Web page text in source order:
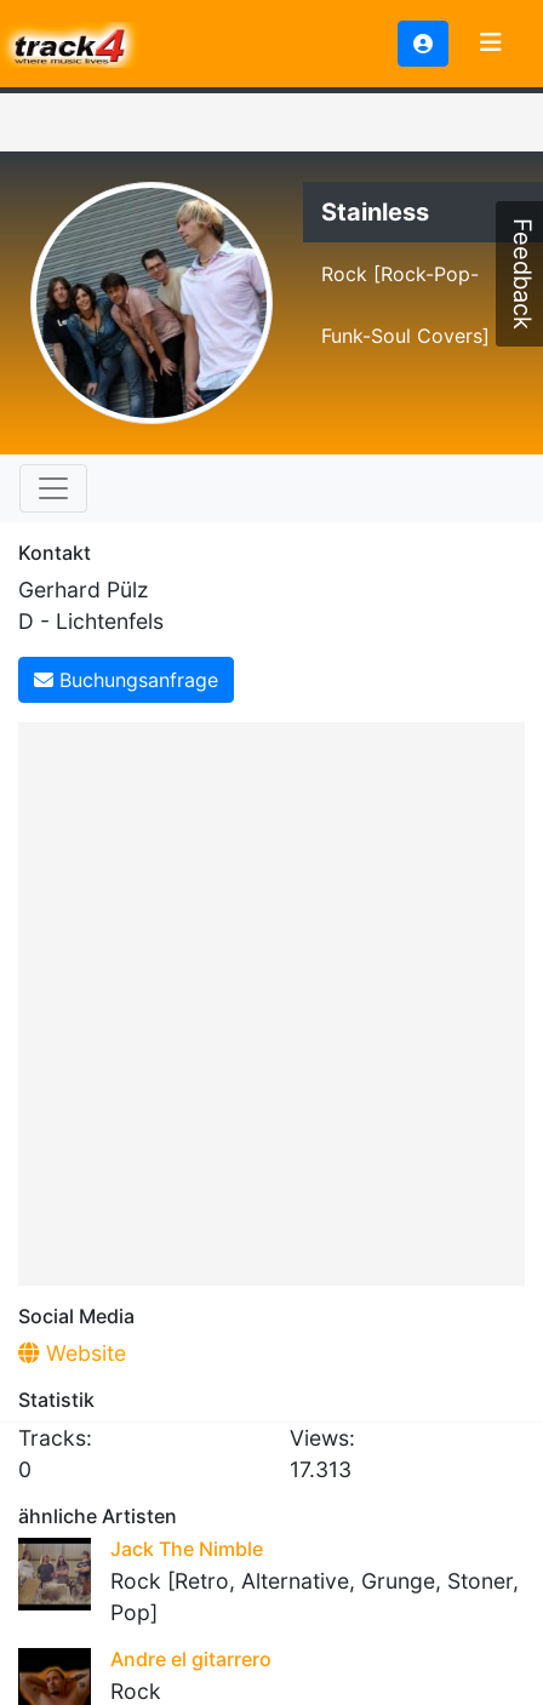
Stainless
Rock [Rock-Pop-
Funk-Soul Covers]
Kontakt
Gerhard Pülz
D - Lichtenfels
Buchungsanfrage
Social Media
Website
Statistik
Tracks:
0
Views:
17.313
ähnliche Artisten
Jack The Nimble
Rock [Retro, Alternative, Grunge, Stoner,
Pop]
Andre el gitarrero
Rock
Feedback